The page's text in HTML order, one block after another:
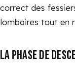
correct des
lombaires tout en
LA PHASE DE